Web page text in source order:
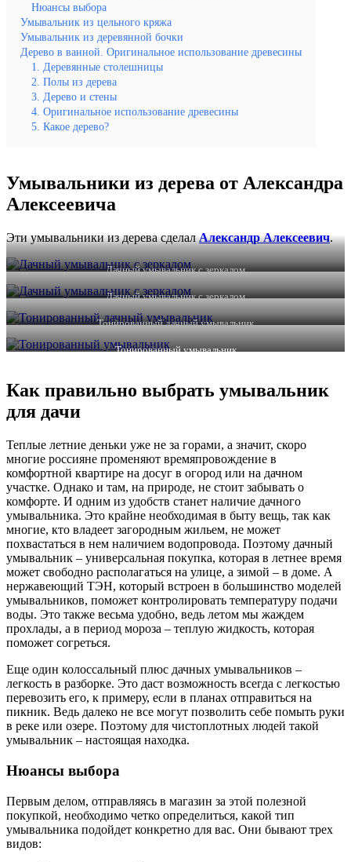
Нюансы выбора
Умывальник из цельного кряжа
Умывальник из деревянной бочки
Дерево в ванной. Оригинальное использование древесины
1. Деревянные столешницы
2. Полы из дерева
3. Дерево и стены
4. Оригинальное использование древесины
5. Какое дерево?
Умывальники из дерева от Александра
Алексеевича
Эти умывальники из дерева сделалАлександр Алексеевич.
Дачный умывальник с зеркалом
Дачный умывальник с зеркалом
Тонированный дачный умывальник
Тонированный умывальник
Как правильно выбрать умывальник
для дачи
Теплые летние деньки уже не за горами, а значит, скоро
многие россияне променяют времяпровождение в
комфортной квартире на досуг в огород или на дачном
участке. Однако и там, на природе, не стоит забывать о
комфорте. И одним из удобств станет наличие дачного
умывальника. Это крайне необходимая в быту вещь, так как
многие, кто владеет загородным жильем, не может
похвастаться в нем наличием водопровода. Поэтому дачный
умывальник – универсальная покупка, которая в летнее время
может свободно располагаться на улице, а зимой – в доме. А
нержавеющий ТЭН, который встроен в большинство моделей
умывальников, поможет контролировать температуру подачи
воды. Это также весьма удобно, ведь летом мы жаждем
прохлады, а в период мороза – теплую жидкость, которая
поможет согреться.
Еще один колоссальный плюс дачных умывальников –
легкость в разборке. Это даст возможность всегда с легкостью
перевозить его, к примеру, если в планах отправиться на
пикник. Ведь далеко не все могут позволить себе помыть руки
в реке или озере. Поэтому для чистоплотных людей такой
умывальник – настоящая находка.
Нюансы выбора
Первым делом, отправляясь в магазин за этой полезной
покупкой, необходимо четко определиться, какой тип
умывальника подойдет конкретно для вас. Они бывают трех
видов: